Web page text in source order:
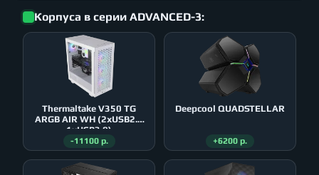
Корпуса в серии ADVANCED-3:
Thermaltake V350 TG
ARGB AIR WH (2xUSB2.0
1xUSB3.0)
-11100 р.
Deepcool QUADSTELLAR
+6200 р.